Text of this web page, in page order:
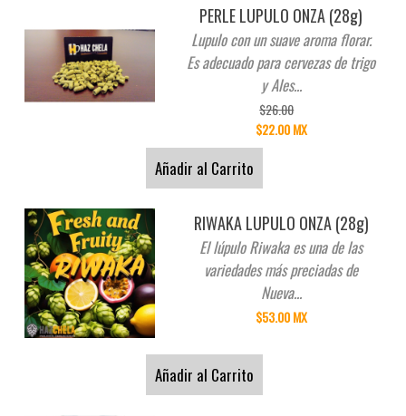
PERLE LUPULO ONZA (28g)
Lupulo con un suave aroma florar.
Es adecuado para cervezas de trigo
y Ales...
$26.00
$22.00 MX
Añadir al Carrito
RIWAKA LUPULO ONZA (28g)
El lúpulo Riwaka es una de las
variedades más preciadas de
Nueva...
$53.00 MX
Añadir al Carrito